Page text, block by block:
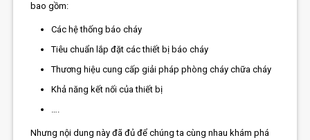
bao gồm:
Các hệ thống báo cháy
Tiêu chuẩn lắp đặt các thiết bị báo cháy
Thương hiệu cung cấp giải pháp phòng cháy chữa cháy
Khả năng kết nối của thiết bị
….
Nhưng nội dung này đã đủ để chúng ta cùng nhau khám phá